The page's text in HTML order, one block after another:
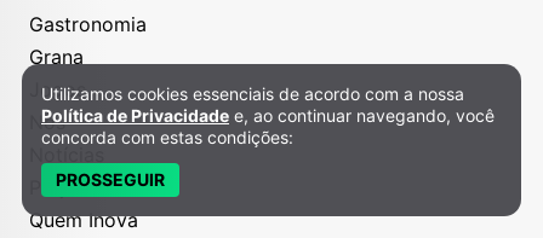
Gastronomia
Grana
Jogos
Nós
Projetos
Quem Inova
Política de Privacidade e Cookies
Utilizamos cookies essenciais de acordo com a nossa
Política de Privacidade e, ao continuar navegando, você
concorda com estas condições:
PROSSEGUIR